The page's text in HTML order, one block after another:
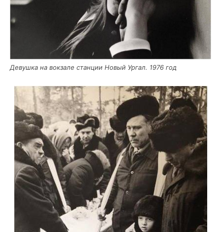
Девуш­ка на вок­за­ле стан­ции Новый Ургал. 1976 год